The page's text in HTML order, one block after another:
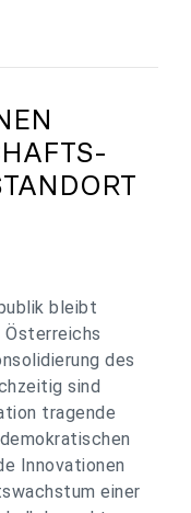
bleibt
Österreichs
des
sind
tragende
Innovationen
einer